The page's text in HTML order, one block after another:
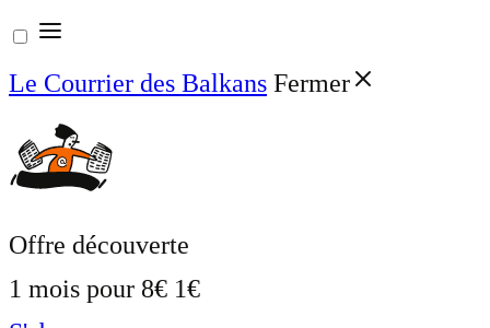
Aller
au
contenu
Le Courrier des Balkans Fermer
Offre découverte
1 mois pour 8€ 1€